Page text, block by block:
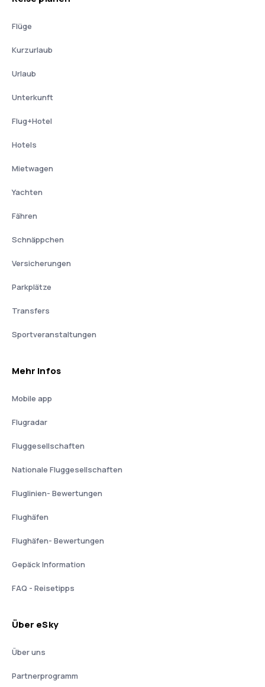
Flüge
Kurzurlaub
Urlaub
Unterkunft
Flug+Hotel
Hotels
Mietwagen
Yachten
Fähren
Schnäppchen
Versicherungen
Parkplätze
Transfers
Sportveranstaltungen
Mehr Infos
Mobile app
Flugradar
Fluggesellschaften
Nationale Fluggesellschaften
Fluglinien- Bewertungen
Flughäfen
Flughäfen- Bewertungen
Gepäck Information
FAQ - Reisetipps
Über eSky
Über uns
Partnerprogramm